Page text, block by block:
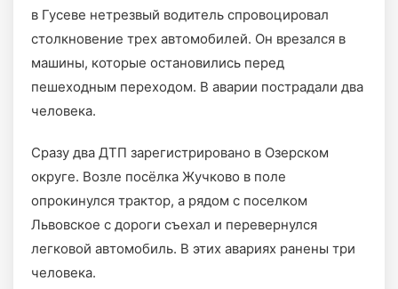
в Гусеве нетрезвый водитель спровоцировал
столкновение трех автомобилей. Он врезался в
машины, которые остановились перед
пешеходным переходом. В аварии пострадали два
человека.
Сразу два ДТП зарегистрировано в Озерском
округе. Возле посёлка Жучково в поле
опрокинулся трактор, а рядом с поселком
Львовское с дороги съехал и перевернулся
легковой автомобиль. В этих авариях ранены три
человека.